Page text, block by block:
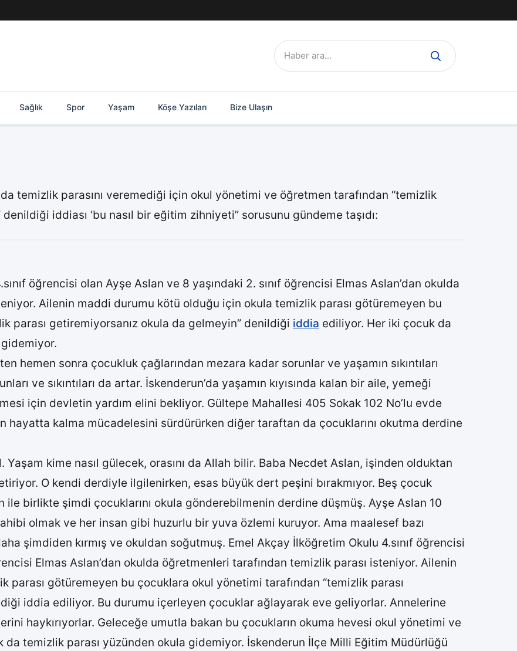
Ara:
Sağlık Spor Yaşam Köşe Yazıları Bize Ulaşın
temizlik parasını veremediği için okul yönetimi ve öğretmen tarafından “temizlik
iddiası ‘bu nasıl bir eğitim zihniyeti” sorusunu gündeme taşıdı:
öğrencisi olan Ayşe Aslan ve 8 yaşındaki 2. sınıf öğrencisi Elmas Aslan’dan okulda
Ailenin maddi durumu kötü olduğu için okula temizlik parası götüremeyen bu
parası getiremiyorsanız okula da gelmeyin” denildiği iddia ediliyor. Her iki çocuk da
hemen sonra çocukluk çağlarından mezara kadar sorunlar ve yaşamın sıkıntıları
ve sıkıntıları da artar. İskenderun’da yaşamın kıyısında kalan bir aile, yemeği
için devletin yardım elini bekliyor. Gültepe Mahallesi 405 Sokak 102 No’lu evde
hayatta kalma mücadelesini sürdürürken diğer taraftan da çocuklarını okutma derdine
kime nasıl gülecek, orasını da Allah bilir. Baba Necdet Aslan, işinden olduktan
O kendi derdiyle ilgilenirken, esas büyük dert peşini bırakmıyor. Beş çocuk
ile birlikte şimdi çocuklarını okula gönderebilmenin derdine düşmüş. Ayşe Aslan 10
olmak ve her insan gibi huzurlu bir yuva özlemi kuruyor. Ama maalesef bazı
şimdiden kırmış ve okuldan soğutmuş. Emel Akçay İlköğretim Okulu 4.sınıf öğrencisi
Elmas Aslan’dan okulda öğretmenleri tarafından temizlik parası isteniyor. Ailenin
parası götüremeyen bu çocuklara okul yönetimi tarafından “temizlik parası
iddia ediliyor. Bu durumu içerleyen çocuklar ağlayarak eve geliyorlar. Annelerine
haykırıyorlar. Geleceğe umutla bakan bu çocukların okuma hevesi okul yönetimi ve
da temizlik parası yüzünden okula gidemiyor. İskenderun İlçe Milli Eğitim Müdürlüğü